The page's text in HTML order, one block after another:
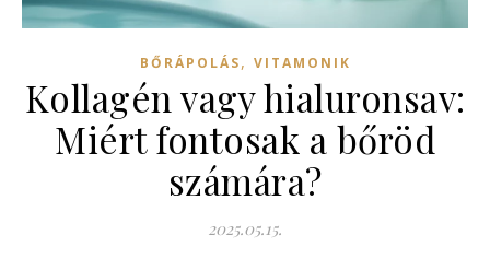
BŐRÁPOLÁS, VITAMONIK
Kollagén vagy hialuronsav:
Miért fontosak a bőröd
számára?
2025.05.15.